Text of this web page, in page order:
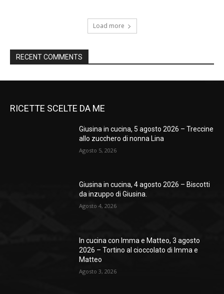
Load more
RECENT COMMENTS
RICETTE SCELTE DA ME
Giusina in cucina, 5 agosto 2026 – Treccine
allo zucchero di nonna Lina
Agosto 5, 2026
Giusina in cucina, 4 agosto 2026 – Biscotti
da inzuppo di Giusina.
Agosto 4, 2026
In cucina con Imma e Matteo, 3 agosto
2026 – Tortino al cioccolato di Imma e
Matteo
Agosto 3, 2026